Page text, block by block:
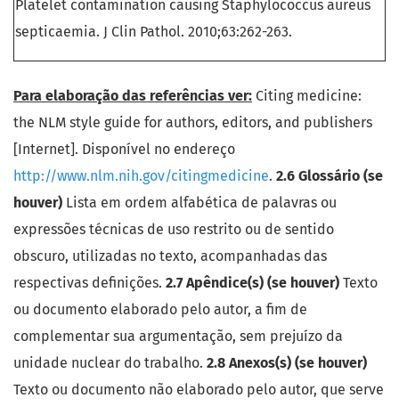
Platelet contamination causing Staphylococcus aureus
septicaemia. J Clin Pathol. 2010;63:262-263.
Para elaboração das referências ver: Citing medicine:
the NLM style guide for authors, editors, and publishers
[Internet]. Disponível no endereço
http://www.nlm.nih.gov/citingmedicine. 2.6 Glossário (se
houver) Lista em ordem alfabética de palavras ou
expressões técnicas de uso restrito ou de sentido
obscuro, utilizadas no texto, acompanhadas das
respectivas definições. 2.7 Apêndice(s) (se houver) Texto
ou documento elaborado pelo autor, a fim de
complementar sua argumentação, sem prejuízo da
unidade nuclear do trabalho. 2.8 Anexos(s) (se houver)
Texto ou documento não elaborado pelo autor, que serve